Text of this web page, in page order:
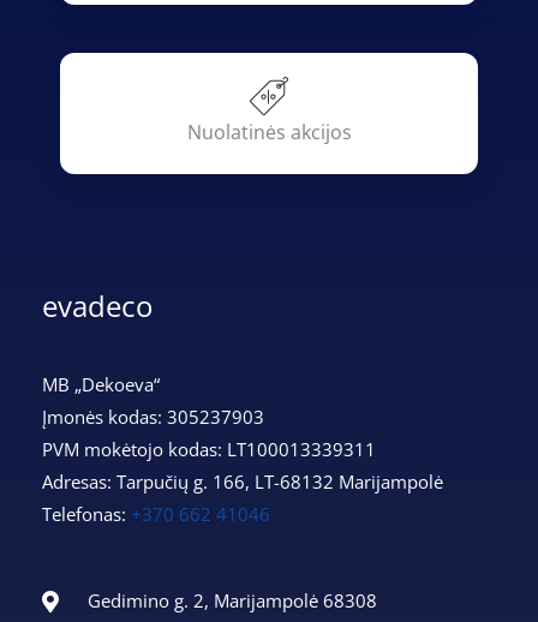
Nuolatinės akcijos
evadeco
MB „Dekoeva“
Įmonės kodas: 305237903
PVM mokėtojo kodas: LT100013339311
Adresas: Tarpučių g. 166, LT-68132 Marijampolė
Telefonas: +370 662 41046
Gedimino g. 2, Marijampolė 68308